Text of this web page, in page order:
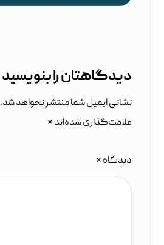
دیدگاهتان را بنویسید
نشانی ایمیل شما منتشر نخواهد شد.
علامت‌گذاری شده‌اند*
دیدگاه*